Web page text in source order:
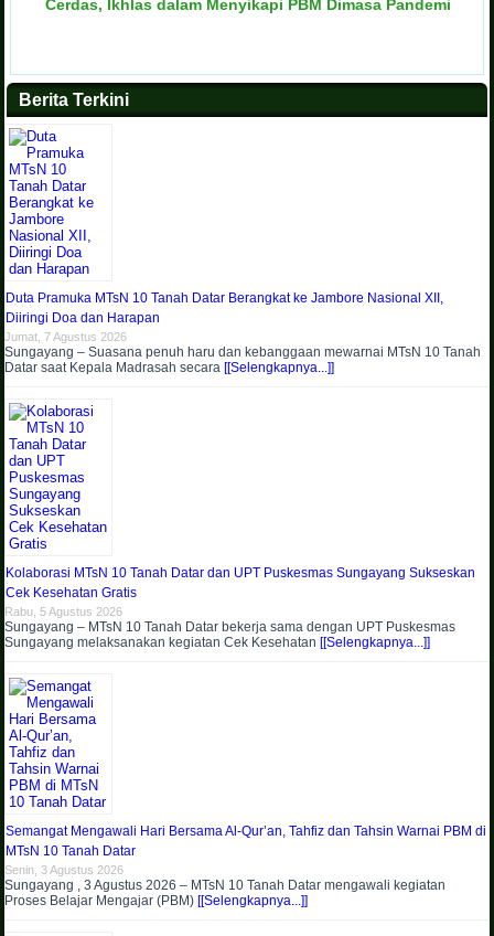
Cerdas, Ikhlas dalam Menyikapi PBM Dimasa Pandemi
Berita Terkini
Duta Pramuka MTsN 10 Tanah Datar Berangkat ke Jambore Nasional XII,
Diiringi Doa dan Harapan
Jumat, 7 Agustus 2026
Sungayang – Suasana penuh haru dan kebanggaan mewarnai MTsN 10 Tanah
Datar saat Kepala Madrasah secara [[Selengkapnya...]]
Kolaborasi MTsN 10 Tanah Datar dan UPT Puskesmas Sungayang Sukseskan
Cek Kesehatan Gratis
Rabu, 5 Agustus 2026
Sungayang – MTsN 10 Tanah Datar bekerja sama dengan UPT Puskesmas
Sungayang melaksanakan kegiatan Cek Kesehatan [[Selengkapnya...]]
Semangat Mengawali Hari Bersama Al-Qur’an, Tahfiz dan Tahsin Warnai PBM di
MTsN 10 Tanah Datar
Senin, 3 Agustus 2026
Sungayang , 3 Agustus 2026 – MTsN 10 Tanah Datar mengawali kegiatan
Proses Belajar Mengajar (PBM) [[Selengkapnya...]]